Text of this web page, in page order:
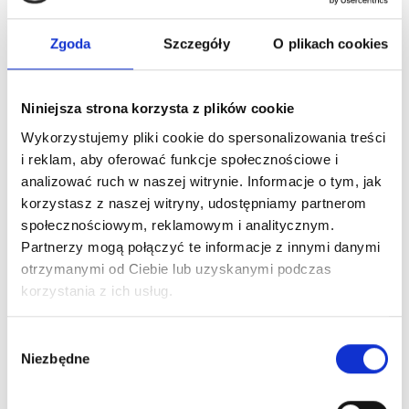
Zgoda Szczegóły O plikach cookies
Niniejsza strona korzysta z plików cookie
Wykorzystujemy pliki cookie do spersonalizowania treści
i reklam, aby oferować funkcje społecznościowe i
analizować ruch w naszej witrynie. Informacje o tym, jak
korzystasz z naszej witryny, udostępniamy partnerom
społecznościowym, reklamowym i analitycznym.
Partnerzy mogą połączyć te informacje z innymi danymi
otrzymanymi od Ciebie lub uzyskanymi podczas
korzystania z ich usług.
zgody
Niezbędne
Kaypro Volume Szampon Nadający Objętość Włosom